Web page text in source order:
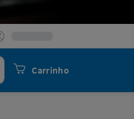
Carrinho
Procurar